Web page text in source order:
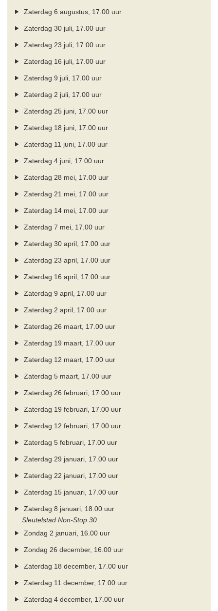
Zaterdag 6 augustus, 17.00 uur
Zaterdag 30 juli, 17.00 uur
Zaterdag 23 juli, 17.00 uur
Zaterdag 16 juli, 17.00 uur
Zaterdag 9 juli, 17.00 uur
Zaterdag 2 juli, 17.00 uur
Zaterdag 25 juni, 17.00 uur
Zaterdag 18 juni, 17.00 uur
Zaterdag 11 juni, 17.00 uur
Zaterdag 4 juni, 17.00 uur
Zaterdag 28 mei, 17.00 uur
Zaterdag 21 mei, 17.00 uur
Zaterdag 14 mei, 17.00 uur
Zaterdag 7 mei, 17.00 uur
Zaterdag 30 april, 17.00 uur
Zaterdag 23 april, 17.00 uur
Zaterdag 16 april, 17.00 uur
Zaterdag 9 april, 17.00 uur
Zaterdag 2 april, 17.00 uur
Zaterdag 26 maart, 17.00 uur
Zaterdag 19 maart, 17.00 uur
Zaterdag 12 maart, 17.00 uur
Zaterdag 5 maart, 17.00 uur
Zaterdag 26 februari, 17.00 uur
Zaterdag 19 februari, 17.00 uur
Zaterdag 12 februari, 17.00 uur
Zaterdag 5 februari, 17.00 uur
Zaterdag 29 januari, 17.00 uur
Zaterdag 22 januari, 17.00 uur
Zaterdag 15 januari, 17.00 uur
Zaterdag 8 januari, 18.00 uur
Sleutelstad Non-Stop 30
Zondag 2 januari, 16.00 uur
Zondag 26 december, 16.00 uur
Zaterdag 18 december, 17.00 uur
Zaterdag 11 december, 17.00 uur
Zaterdag 4 december, 17.00 uur